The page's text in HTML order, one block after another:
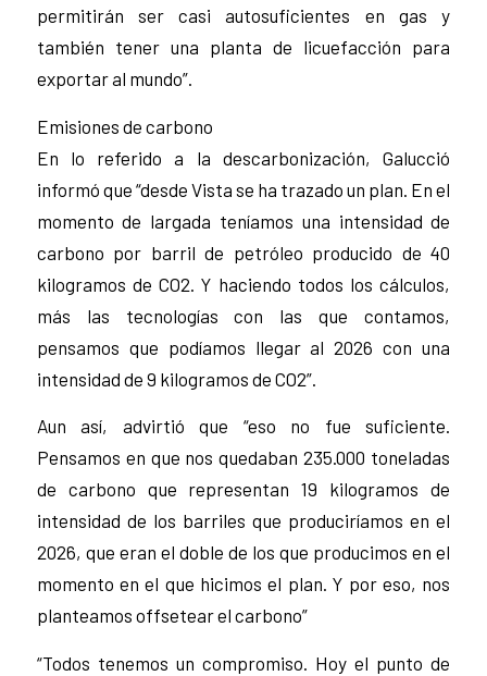
permitirán ser casi autosuficientes en gas y
también tener una planta de licuefacción para
exportar al mundo”.
Emisiones de carbono
En lo referido a la descarbonización, Galucció
informó que “desde Vista se ha trazado un plan. En el
momento de largada teníamos una intensidad de
carbono por barril de petróleo producido de 40
kilogramos de CO2. Y haciendo todos los cálculos,
más las tecnologías con las que contamos,
pensamos que podíamos llegar al 2026 con una
intensidad de 9 kilogramos de CO2”.
Aun así, advirtió que “eso no fue suficiente.
Pensamos en que nos quedaban 235.000 toneladas
de carbono que representan 19 kilogramos de
intensidad de los barriles que produciríamos en el
2026, que eran el doble de los que producimos en el
momento en el que hicimos el plan. Y por eso, nos
planteamos offsetear el carbono”
“Todos tenemos un compromiso. Hoy el punto de